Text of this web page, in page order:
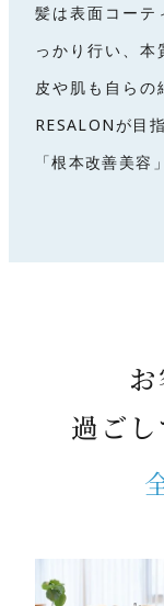
髪は表面コーテ
っかり行い、
皮や肌も自らの
RESALONが目
「根本改善美容
過ご